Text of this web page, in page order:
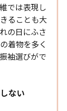
では表現し
ることも大
の日にふさ
着物を多く
袖選びがで
ない